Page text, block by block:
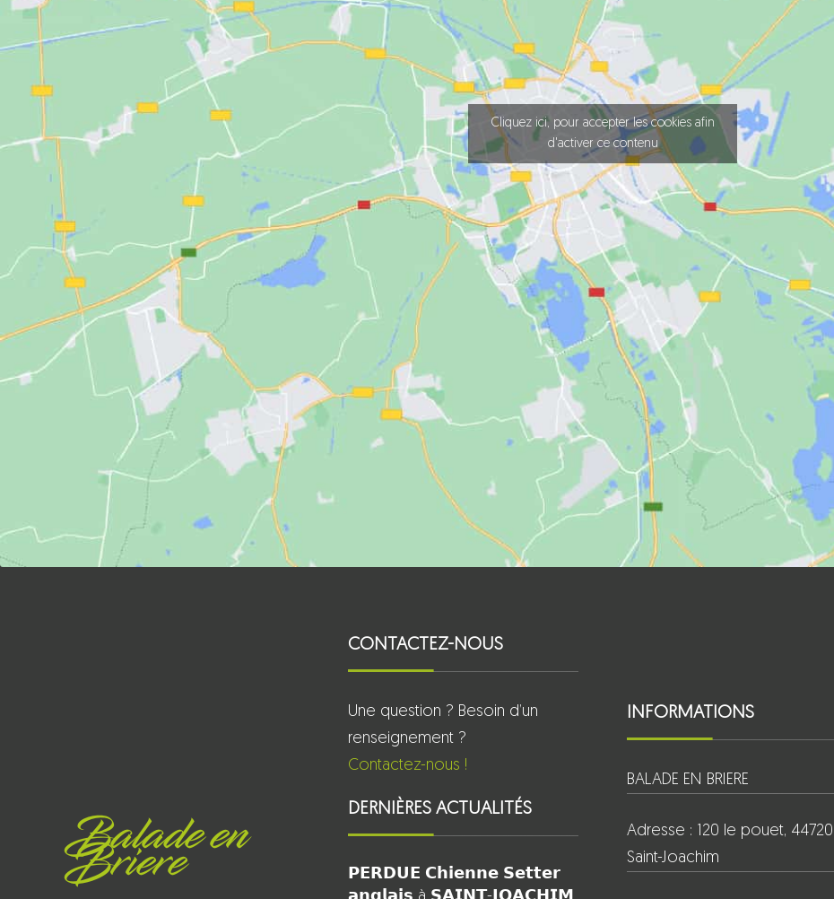
Cliquez ici, pour accepter les cookies afin
d'activer ce contenu
Balade en
Briere
CONTACTEZ-NOUS
Une question ? Besoin d’un
renseignement ?
Contactez-nous !
DERNIÈRES ACTUALITÉS
𝗣𝗘𝗥𝗗𝗨𝗘 𝗖𝗵𝗶𝗲𝗻𝗻𝗲 𝗦𝗲𝘁𝘁𝗲𝗿
INFORMATIONS
BALADE EN BRIERE
Adresse : 120 le pouet, 44720
Saint-Joachim